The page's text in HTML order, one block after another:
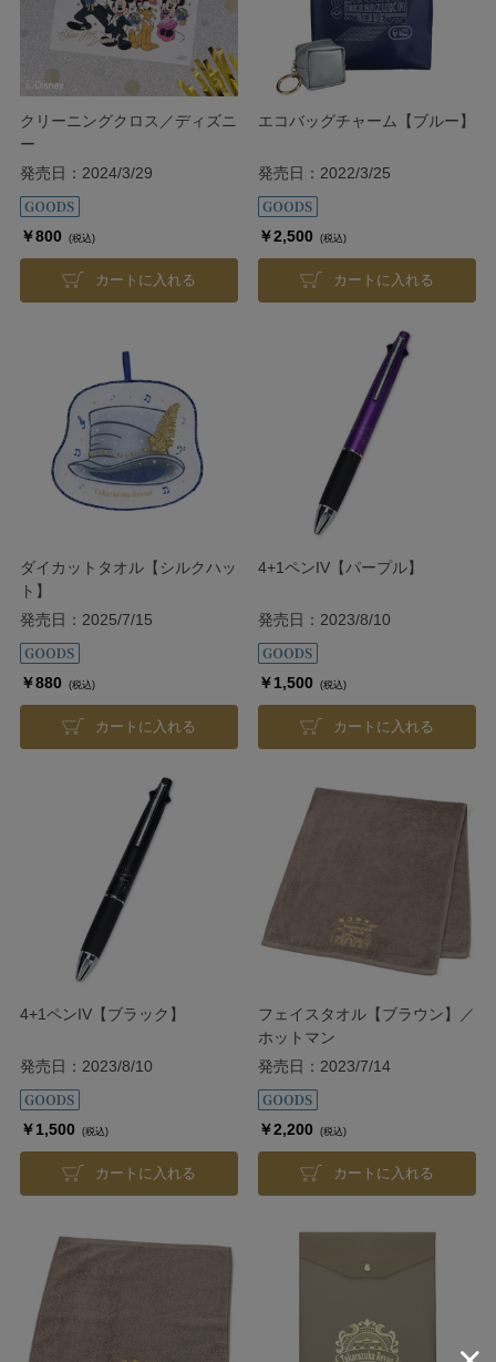
クリーニングクロス／ディズニ
ー
発売日：2024/3/29
￥800 (税込)
カートに入れる
エコバッグチャーム【ブルー】
発売日：2022/3/25
￥2,500 (税込)
カートに入れる
ダイカットタオル【シルクハッ
ト】
発売日：2025/7/15
￥880 (税込)
カートに入れる
4+1ペンIV【パープル】
発売日：2023/8/10
￥1,500 (税込)
カートに入れる
4+1ペンIV【ブラック】
発売日：2023/8/10
￥1,500 (税込)
カートに入れる
フェイスタオル【ブラウン】／
ホットマン
発売日：2023/7/14
￥2,200 (税込)
カートに入れる